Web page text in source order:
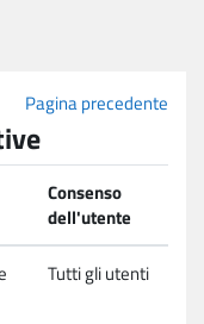
Pagina precedente
Consenso
dell'utente
Tutti gli utenti